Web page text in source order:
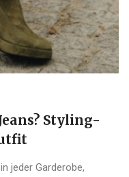
Styling-
jeder Garderobe,